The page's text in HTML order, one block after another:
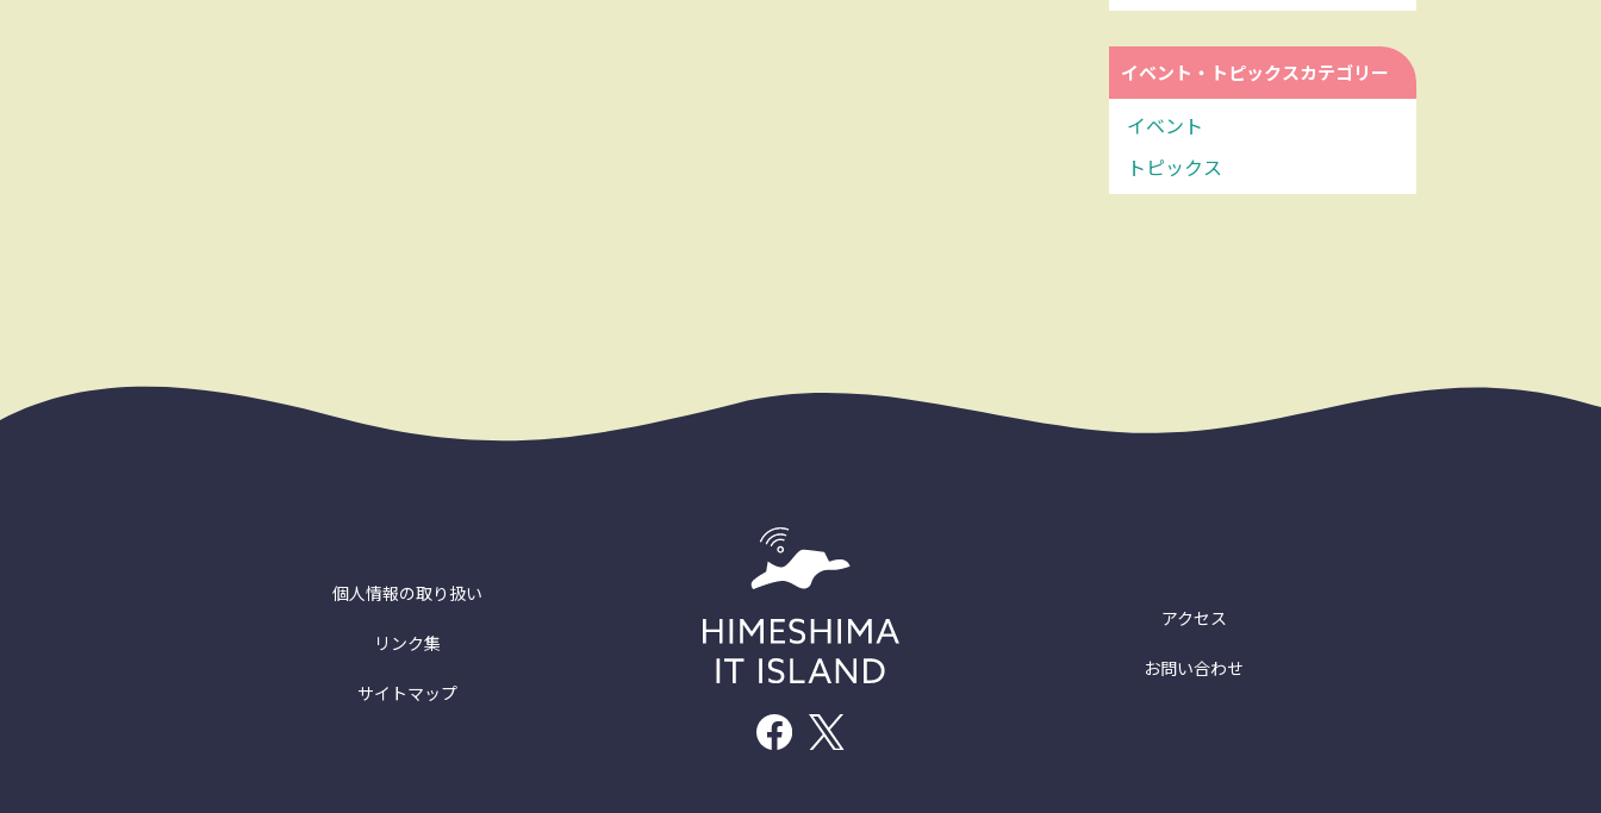
イベント・トピックスカテゴリー
イベント
トピックス
個人情報の取り扱い
リンク集
サイトマップ
アクセス
お問い合わせ